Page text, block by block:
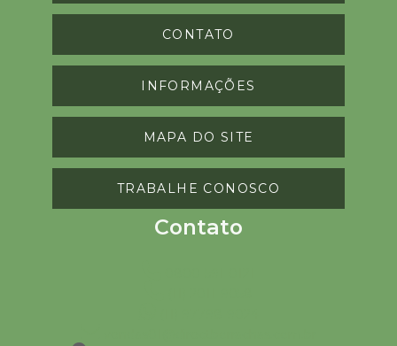
CONTATO
INFORMAÇÕES
MAPA DO SITE
TRABALHE CONOSCO
Contato